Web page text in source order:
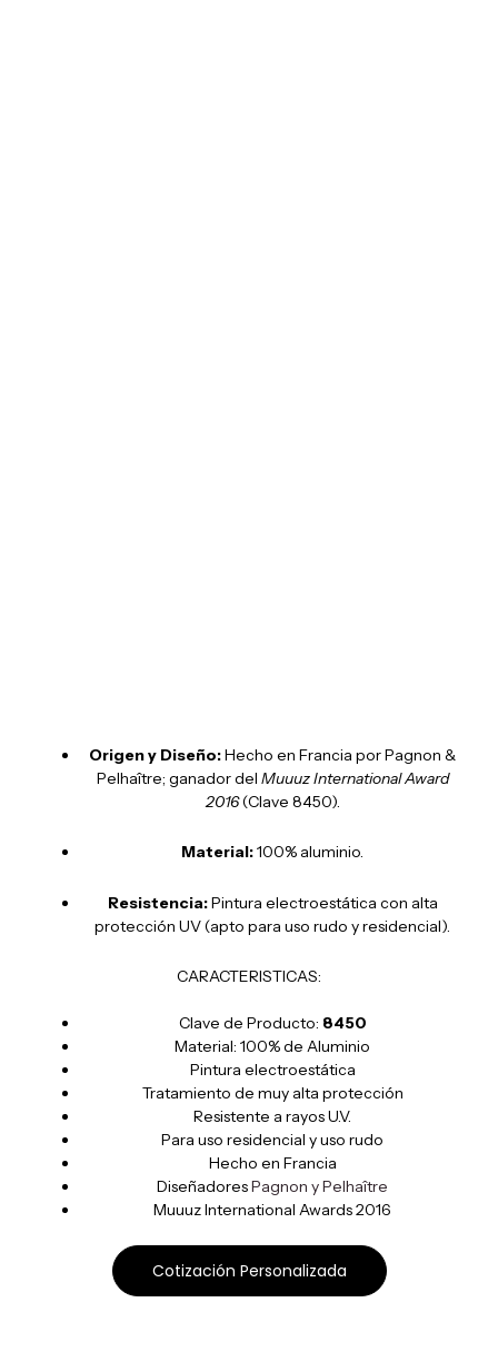
Origen y Diseño:Hecho en Francia por Pagnon &
Pelhaître; ganador del Muuuz International Award
2016(Clave 8450).
Material:100% aluminio.
Resistencia:Pintura electroestática con alta
protección UV (apto para uso rudo y residencial).
CARACTERISTICAS:
Clave de Producto: 8450
Material: 100% de Aluminio
Pintura electroestática
Tratamiento de muy alta protección
Resistente a rayos U.V.
Para uso residencial y uso rudo
Hecho en Francia
DiseñadoresPagnon y Pelhaître
Muuuz International Awards 2016
Cotización Personalizada